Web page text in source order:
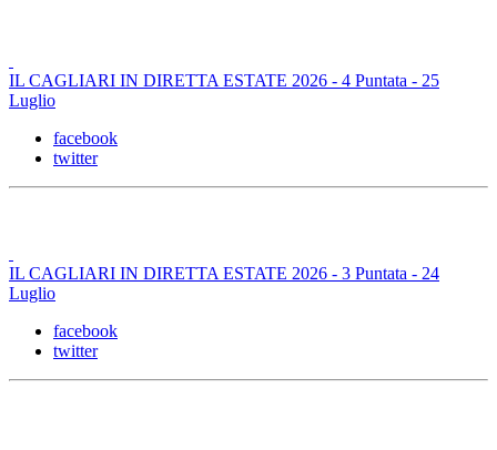
IL CAGLIARI IN DIRETTA ESTATE 2026 - 4 Puntata - 25
Luglio
facebook
twitter
IL CAGLIARI IN DIRETTA ESTATE 2026 - 3 Puntata - 24
Luglio
facebook
twitter